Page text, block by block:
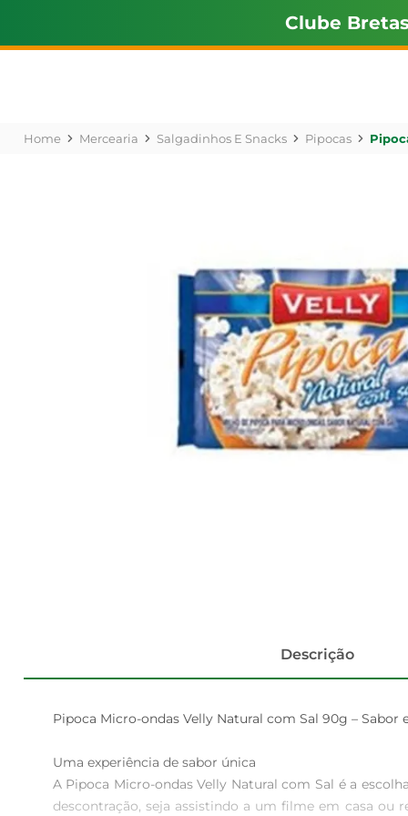
Clube Bretas
Mercearia Salgadinhos E Snacks Pipocas
Descrição
Pipoca Micro-ondas Velly Natural com Sal 90g – Sabor
Uma experiência de sabor única
A Pipoca Micro-ondas Velly Natural com Sal é a
descontração, seja assistindo a um filme em casa ou